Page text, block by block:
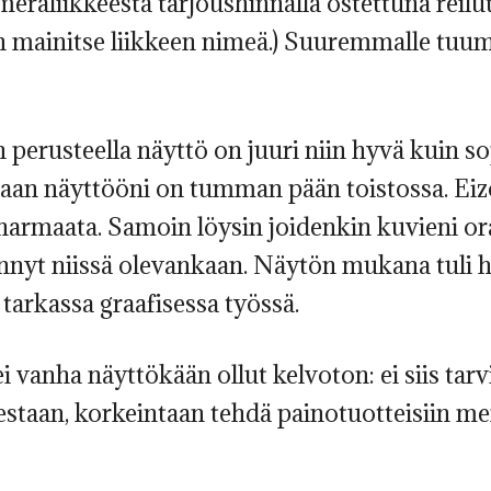
mainitse liikkeen nimeä.) Suuremmalle
perusteella näyttö on juuri niin hyvä kuin
näyttööni on tumman pään toistossa.
Samoin löysin joidenkin kuvieni
niissä olevankaan. Näytön mukana tuli
graafisessa työssä.
näyttökään ollut kelvoton: ei siis
korkeintaan tehdä painotuotteisiin